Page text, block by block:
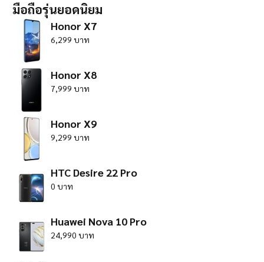
มือถือรุ่นยอดนิยม
Honor X7
6,299 บาท
Honor X8
7,999 บาท
Honor X9
9,299 บาท
HTC Desire 22 Pro
0 บาท
Huawei Nova 10 Pro
24,990 บาท